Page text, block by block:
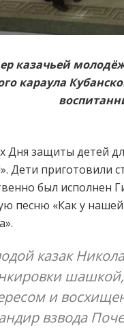
казачьей
караула
Дня защиты детей
Дети приготовили
был исполнен
песню «Как у
казак
и
взвода